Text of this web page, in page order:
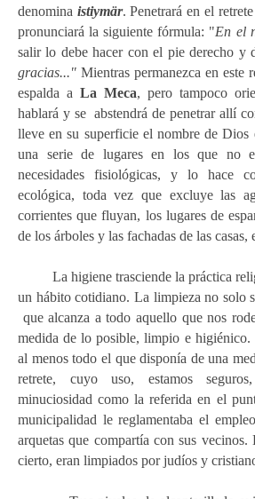
denomina istiymär. Penetrará en el
pronunciará la siguiente fórmula: "En el
salir lo debe hacer con el pie derecho y
gracias..." Mientras permanezca en este
espalda a La Meca, pero tampoco
hablará y se abstendrá de penetrar allí
lleve en su superficie el nombre de Dios
una serie de lugares en los que no
necesidades fisiológicas, y lo hace
ecológica, toda vez que excluye las
corrientes que fluyan, los lugares de
de los árboles y las fachadas de las casas,
La higiene trasciende la práctica
un hábito cotidiano. La limpieza no solo
que alcanza a todo aquello que nos
medida de lo posible, limpio e
al menos todo el que disponía de una
retrete, cuyo uso, estamos
minuciosidad como la referida en el
municipalidad le reglamentaba el
arquetas que compartía con sus
cierto, eran limpiados por judíos y